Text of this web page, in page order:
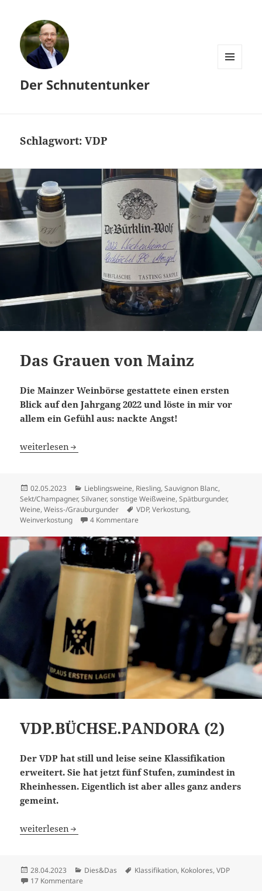
Der Schnutentunker
Schlagwort:VDP
Das Grauen von Mainz
Die Mainzer Weinbörse gestattete einen ersten
Blick auf den Jahrgang 2022 und löste in mir vor
allem ein Gefühl aus: nackte Angst!
Das Grauen von Mainz
weiterlesen
Veröffentlicht
am
02.05.2023 Kategorien
Lieblingsweine, Riesling,Sauvignon Blanc,
Sekt/Champagner,Silvaner,sonstige Weißweine,Spätburgunder,
Weine,Weiss-/Grauburgunder Schlagwörter
VDP,Verkostung,
Weinverkostung
4 Kommentare
VDP.BÜCHSE.PANDORA (2)
Der VDP hat still und leise seine Klassifikation
erweitert. Sie hat jetzt fünf Stufen, zumindest in
Rheinhessen. Eigentlich ist aber alles ganz anders
gemeint.
VDP.BÜCHSE.PANDORA (2)
weiterlesen
Veröffentlicht
am
28.04.2023 Kategorien
Dies&Das Schlagwörter
Klassifikation, Kokolores,VDP
17 Kommentare